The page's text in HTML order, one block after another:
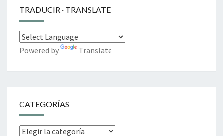
TRADUCIR · TRANSLATE
Powered by Translate
CATEGORÍAS
Categorías